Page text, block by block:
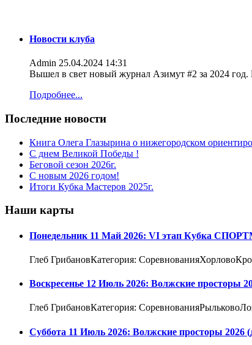
Новости клуба
Admin 25.04.2024 14:31
Вышел в свет новый журнал Азимут #2 за 2024 год.
Подробнее...
Последние новости
Книга Олега Глазырина о нижегородском
С днем Великой Победы !
Беговой сезон 2026г.
С новым 2026 годом!
Итоги Кубка Мастеров 2025г.
Наши карты
Понедельник 11 Май 2026: VI этап Кубка
Глеб ГрибановКатегория:
Воскресенье 12 Июль 2026: Волжские просторы
Глеб ГрибановКатегория:
Суббота 11 Июль 2026: Волжские просторы 2026